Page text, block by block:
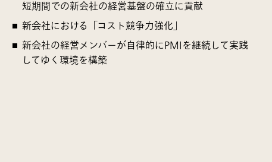
短期間での新会社の経営基盤の確立に貢献
新会社における「コスト競争力強化」
新会社の経営メンバーが自律的にPMIを継続して実践
してゆく環境を構築